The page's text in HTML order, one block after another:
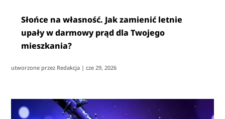
Słońce na własność. Jak zamienić letnie
upały w darmowy prąd dla Twojego
mieszkania?
utworzone przez Redakcja |cze 29, 2026